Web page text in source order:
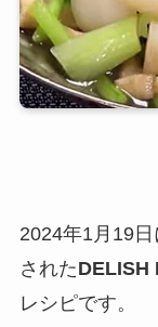
2024年1月19
されたDELISH
レシピです。